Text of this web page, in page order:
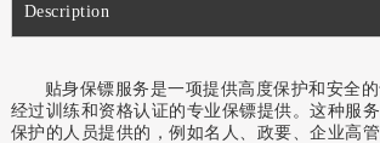
Description
贴身保镖服务是一项提供高度保护和安全
经过训练和资格认证的专业保镖提供。这种服
保护的人员提供的，例如名人、政要、企业高